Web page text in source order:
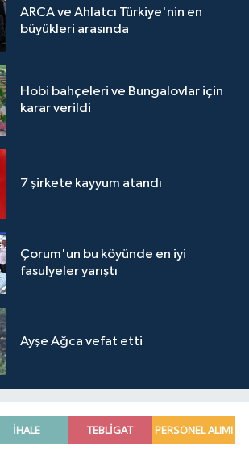
ARCA ve Ahlatcı Türkiye'nin en
büyükleri arasında
Hobi bahçeleri ve Bungalovlar için
karar verildi
7 şirkete kayyum atandı
Çorum'un bu köyünde en iyi
fasulyeler yarıştı
Ayşe Ağca vefat etti